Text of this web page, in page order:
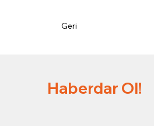
Geri
Haberdar Ol!